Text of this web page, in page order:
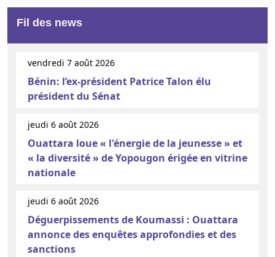
Fil des news
vendredi 7 août 2026
Bénin: l’ex-président Patrice Talon élu
président du Sénat
jeudi 6 août 2026
Ouattara loue « l'énergie de la jeunesse » et
« la diversité » de Yopougon érigée en vitrine
nationale
jeudi 6 août 2026
Déguerpissements de Koumassi : Ouattara
annonce des enquêtes approfondies et des
sanctions